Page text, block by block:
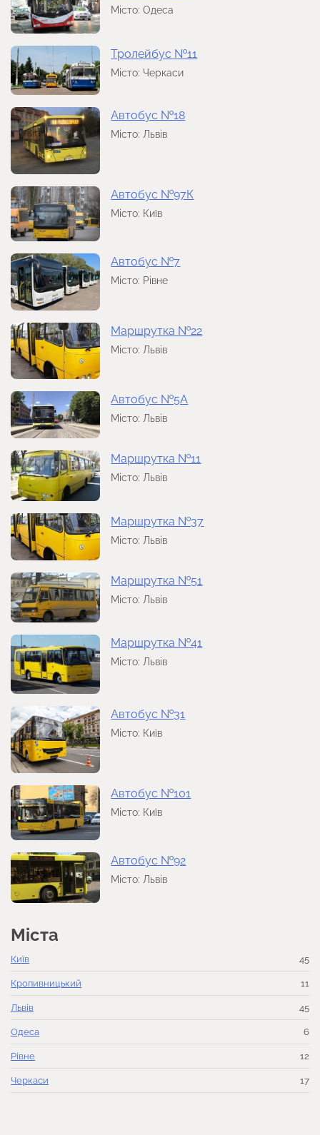
Місто: Одеса
Тролейбус №11
Місто: Черкаси
Автобус №18
Місто: Львів
Автобус №97К
Місто: Київ
Автобус №7
Місто: Рівне
Маршрутка №22
Місто: Львів
Автобус №5А
Місто: Львів
Маршрутка №11
Місто: Львів
Маршрутка №37
Місто: Львів
Маршрутка №51
Місто: Львів
Маршрутка №41
Місто: Львів
Автобус №31
Місто: Київ
Автобус №101
Місто: Київ
Автобус №92
Місто: Львів
Міста
Київ 45
Кропивницький 11
Львів 45
Одеса 6
Рівне 12
Черкаси 17